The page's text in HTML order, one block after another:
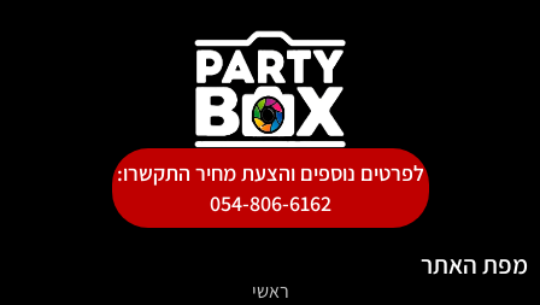
לפרטים נוספים והצעת מחיר התקשרו:
054-806-6162
מפת האתר
ראשי